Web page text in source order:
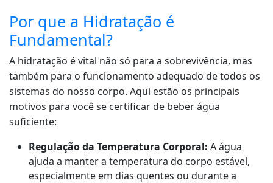
Por que a Hidratação é
Fundamental?
A hidratação é vital não só para a sobrevivência, mas
também para o funcionamento adequado de todos os
sistemas do nosso corpo. Aqui estão os principais
motivos para você se certificar de beber água
suficiente:
Regulação da Temperatura Corporal: A água
ajuda a manter a temperatura do corpo estável,
especialmente em dias quentes ou durante a